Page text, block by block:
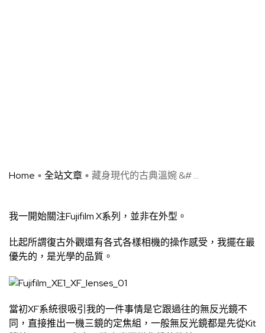
Home 全站文章 藏身現代的古典溫婉 &# ...
我一開始關注Fujifilm X系列，並非在外型。
比起所謂復古外觀還有各式各樣相機的操作感受，我擺在最
優先的，是光學的品質。
當初XF系統很吸引我的一件事情是它跟過往的無反光鏡不
同，直接推出一機三鏡的定焦組，一般無反光鏡都是先從Kit